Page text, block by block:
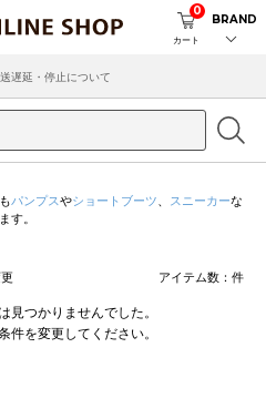
カート
0
BRAND
遅延・停止について
パンプスやショートブーツ スニーカーな
す。
アイテム数： 件
見つかりませんでした。
件を変更してください。